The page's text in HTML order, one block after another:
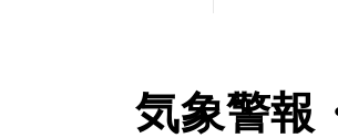
気象警報